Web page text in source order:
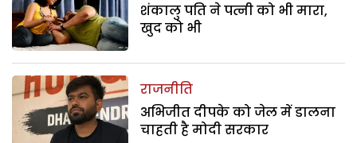
शंकालु पति ने पत्नी को भी मारा,
खुद को भी
राजनीति
अभिजीत दीपके को जेल में डालना
चाहती है मोदी सरकार